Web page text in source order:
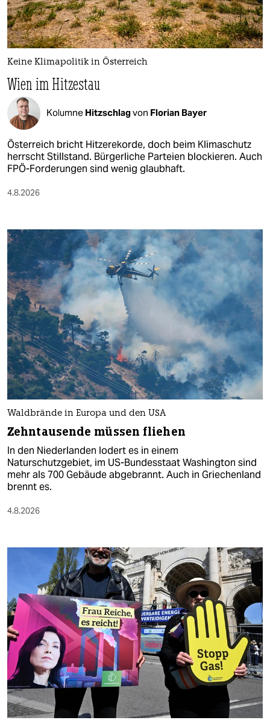
Keine Klimapolitik in Österreich
Wien im Hitzestau
Kolumne Hitzschlagvon Florian Bayer
Österreich bricht Hitzerekorde, doch beim Klimaschutz
herrscht Stillstand. Bürgerliche Parteien blockieren. Auch
FPÖ-Forderungen sind wenig glaubhaft.
4.8.2026
Waldbrände in Europa und den USA
Zehntausende müssen fliehen
In den Niederlanden lodert es in einem
Naturschutzgebiet, im US-Bundesstaat Washington sind
mehr als 700 Gebäude abgebrannt. Auch in Griechenland
brennt es.
4.8.2026